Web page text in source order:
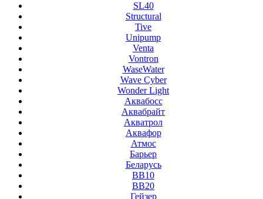
SL40
Structural
Tive
Unipump
Venta
Vontron
WaseWater
Wave Cyber
Wonder Light
Аквабосс
Аквабрайт
Акватрол
Аквафор
Атмос
Барьер
Беларусь
ВВ10
ВВ20
Гейзер